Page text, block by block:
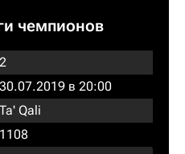
чемпионов
2
30.07.2019 в 20:00
Ta' Qali
1108